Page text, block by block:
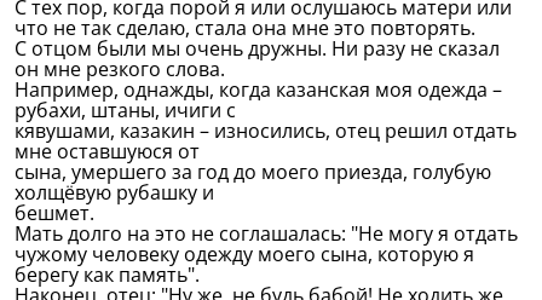
С тех пор, когда порой я или ослушаюсь матери или
что не так сделаю, стала она мне это повторять.
С отцом были мы очень дружны. Ни разу не сказал
он мне резкого слова.
Например, однажды, когда казанская моя одежда –
рубахи, штаны, ичиги с
кявушами, казакин – износились, отец решил отдать
мне оставшуюся от
сына, умершего за год до моего приезда, голубую
холщёвую рубашку и
бешмет.
Мать долго на это не соглашалась: "Не могу я отдать
чужому человеку одежду моего сына, которую я
берегу как память".